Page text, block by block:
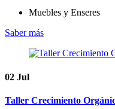
Muebles y Enseres
Saber más
02 Jul
Taller Crecimiento